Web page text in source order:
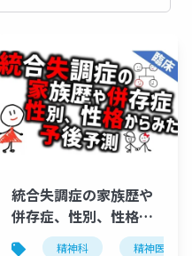
統合失調症 予後予測因
統合失調症の家族歴や
併存症、性別、性格か
らみた予後予測
精神科 精神医学